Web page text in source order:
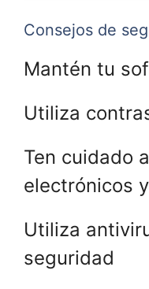
Consejos de
Mantén tu
Utiliza
Ten cuidado
electrónicos
Utiliza
seguridad